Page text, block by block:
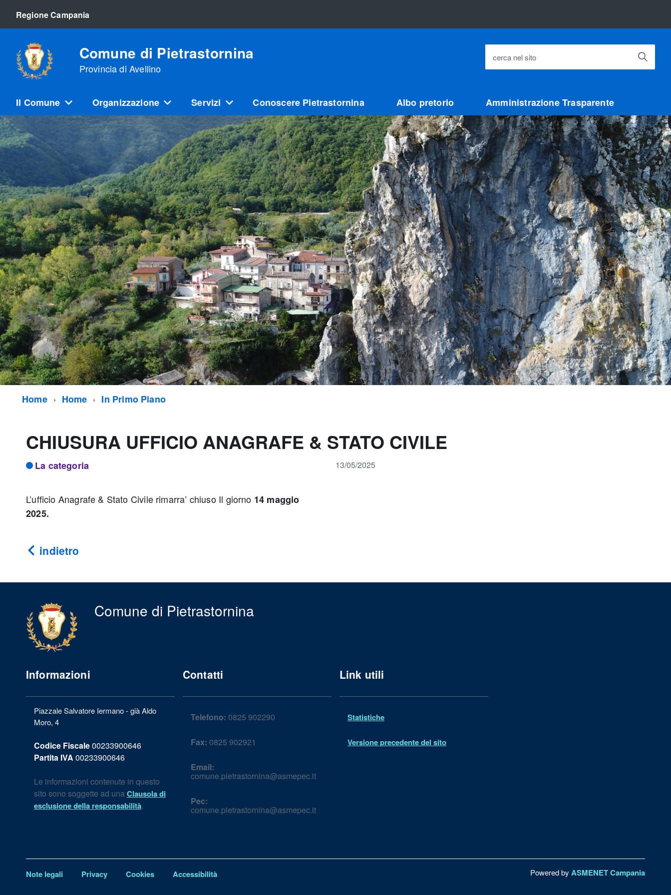
Regione Campania
Comune di Pietrastornina
Provincia di Avellino
cerca nel sito
Il Comune Organizzazione Servizi Conoscere Pietrastornina Albo pretorio Amministrazione Trasparente
Home Home In Primo Piano
CHIUSURA UFFICIO ANAGRAFE & STATO CIVILE
La categoria 13/05/2025
L’ufficio Anagrafe & Stato Civile rimarra’ chiuso Il giorno 14 maggio
2025.
indietro
Comune di Pietrastornina
Informazioni
Piazzale Salvatore Iermano - già Aldo
Moro, 4
Codice Fiscale00233900646
Partita IVA 00233900646
Le informazioni contenute in questo
sito sono soggette ad unaClausola di
esclusione della responsabilità.
Contatti
Telefono: 0825 902290
Fax: 0825 902921
Email:
comune.pietrastornina@asmepec.it
Pec:
comune.pietrastornina@asmepec.it
Link utili
Statistiche
Versione precedente del sito
Note legali Privacy Cookies Accessibilità Powered by ASMENET Campania